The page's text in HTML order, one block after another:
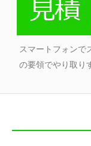
スマートフォンで
の要領でやり取り